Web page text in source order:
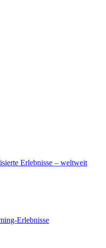
Erlebnisse – weltweit
Erlebnisse